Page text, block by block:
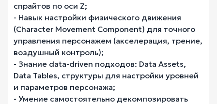
спрайтов по оси Z;
- Навык настройки физического движения
(Character Movement Component) для точного
управления персонажем (акселерация, трение,
воздушный контроль);
- Знание data-driven подходов: Data Assets,
Data Tables, структуры для настройки уровней
и параметров персонажа;
- Умение самостоятельно декомпозировать